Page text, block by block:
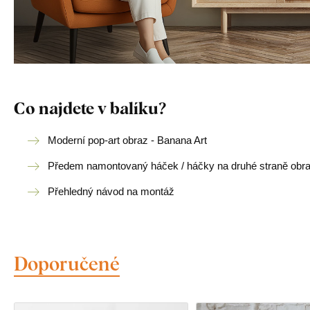
Co najdete v balíku?
Moderní pop-art obraz - Banana Art
Předem namontovaný háček / háčky na druhé straně
Přehledný návod na montáž
Doporučené